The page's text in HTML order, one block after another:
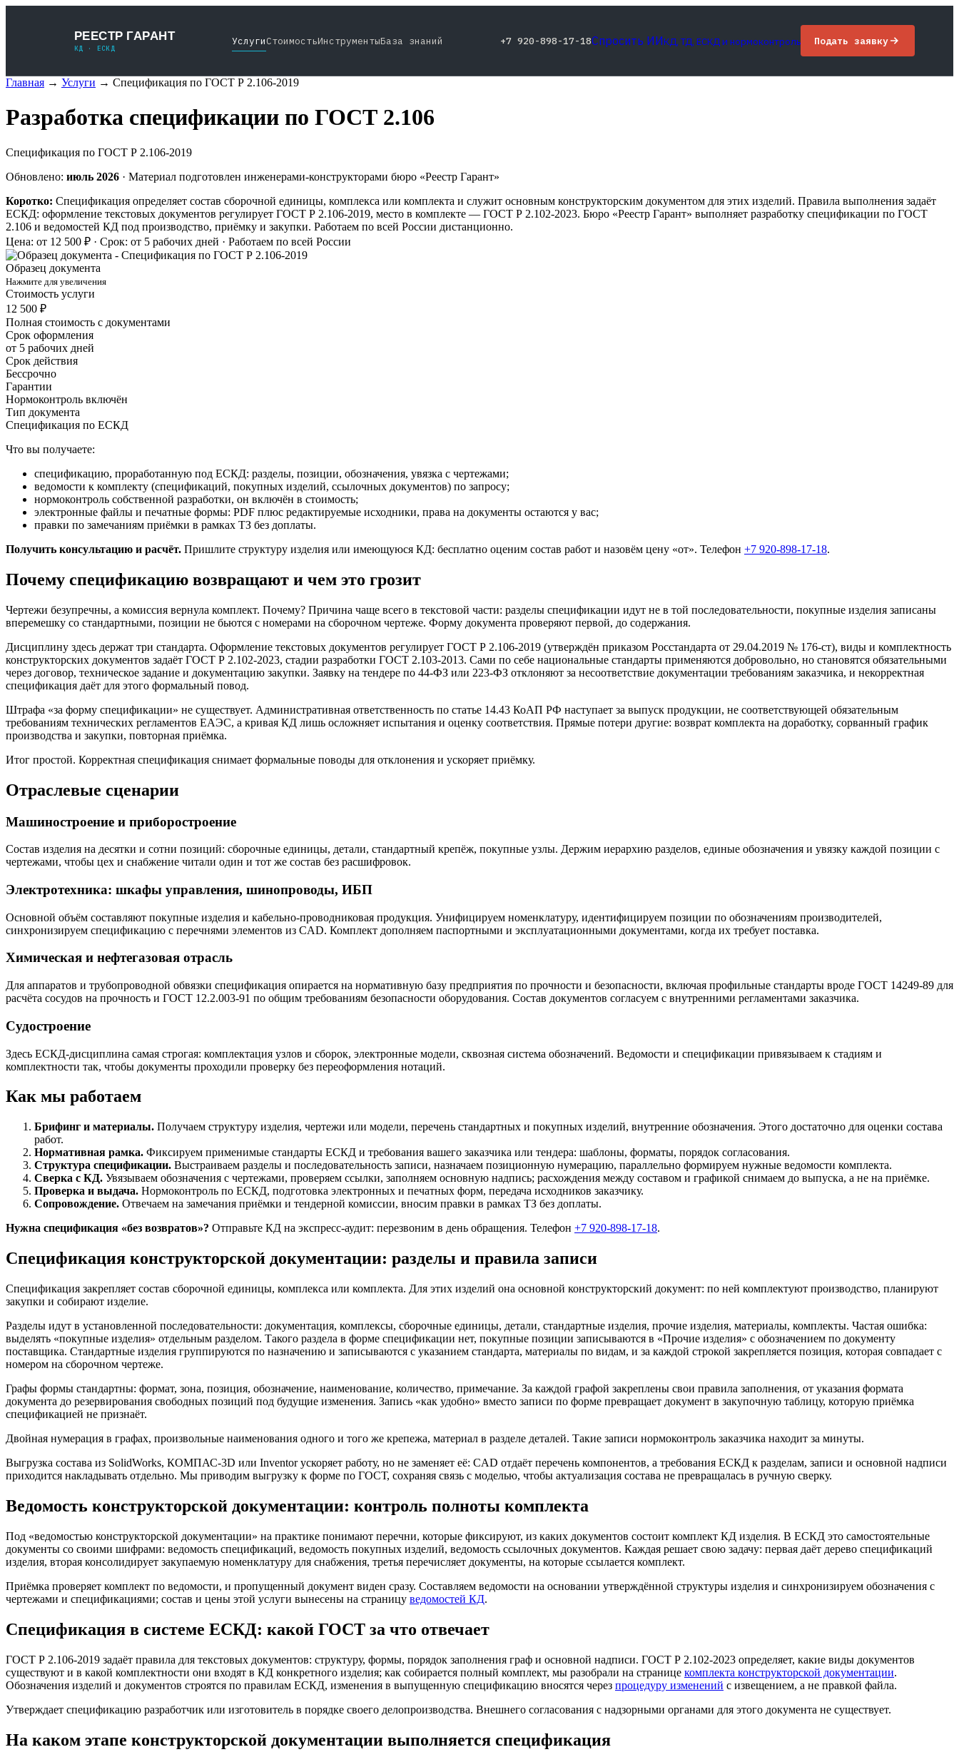
РЕЕСТР ГАРАНТ
КД · ЕСКД
УслугиСтоимостьИнструментыБаза знаний +7 920-898-17-18Спросить ИИКД, ТД, ЕСКД и нормоконтроль Подать заявку
Главная → Услуги → Спецификация по ГОСТ Р 2.106-2019
Разработка спецификации по ГОСТ 2.106
Спецификация по ГОСТ Р 2.106-2019
Обновлено: июль 2026 · Материал подготовлен инженерами-конструкторами бюро «Реестр Гарант»
Коротко: Спецификация определяет состав сборочной единицы, комплекса или комплекта и служит основным конструкторским документом для этих изделий. Правила выполнения задаёт
ЕСКД: оформление текстовых документов регулирует ГОСТ Р 2.106-2019, место в комплекте — ГОСТ Р 2.102-2023. Бюро «Реестр Гарант» выполняет разработку спецификации по ГОСТ
2.106 и ведомостей КД под производство, приёмку и закупки. Работаем по всей России дистанционно.
Цена: от 12 500 ₽ · Срок: от 5 рабочих дней · Работаем по всей России
Образец документа
Нажмите для увеличения
Стоимость услуги
12 500 ₽
Полная стоимость с документами
Срок оформления
от 5 рабочих дней
Срок действия
Бессрочно
Гарантии
Нормоконтроль включён
Тип документа
Спецификация по ЕСКД
Что вы получаете:
спецификацию, проработанную под ЕСКД: разделы, позиции, обозначения, увязка с чертежами;
ведомости к комплекту (спецификаций, покупных изделий, ссылочных документов) по запросу;
нормоконтроль собственной разработки, он включён в стоимость;
электронные файлы и печатные формы: PDF плюс редактируемые исходники, права на документы остаются у вас;
правки по замечаниям приёмки в рамках ТЗ без доплаты.
Получить консультацию и расчёт. Пришлите структуру изделия или имеющуюся КД: бесплатно оценим состав работ и назовём цену «от». Телефон +7 920-898-17-18.
Почему спецификацию возвращают и чем это грозит
Чертежи безупречны, а комиссия вернула комплект. Почему? Причина чаще всего в текстовой части: разделы спецификации идут не в той последовательности, покупные изделия записаны
вперемешку со стандартными, позиции не бьются с номерами на сборочном чертеже. Форму документа проверяют первой, до содержания.
Дисциплину здесь держат три стандарта. Оформление текстовых документов регулирует ГОСТ Р 2.106-2019 (утверждён приказом Росстандарта от 29.04.2019 № 176-ст), виды и комплектность
конструкторских документов задаёт ГОСТ Р 2.102-2023, стадии разработки ГОСТ 2.103-2013. Сами по себе национальные стандарты применяются добровольно, но становятся обязательными
через договор, техническое задание и документацию закупки. Заявку на тендере по 44-ФЗ или 223-ФЗ отклоняют за несоответствие документации требованиям заказчика, и некорректная
спецификация даёт для этого формальный повод.
Штрафа «за форму спецификации» не существует. Административная ответственность по статье 14.43 КоАП РФ наступает за выпуск продукции, не соответствующей обязательным
требованиям технических регламентов ЕАЭС, а кривая КД лишь осложняет испытания и оценку соответствия. Прямые потери другие: возврат комплекта на доработку, сорванный график
производства и закупки, повторная приёмка.
Итог простой. Корректная спецификация снимает формальные поводы для отклонения и ускоряет приёмку.
Отраслевые сценарии
Машиностроение и приборостроение
Состав изделия на десятки и сотни позиций: сборочные единицы, детали, стандартный крепёж, покупные узлы. Держим иерархию разделов, единые обозначения и увязку каждой позиции с
чертежами, чтобы цех и снабжение читали один и тот же состав без расшифровок.
Электротехника: шкафы управления, шинопроводы, ИБП
Основной объём составляют покупные изделия и кабельно-проводниковая продукция. Унифицируем номенклатуру, идентифицируем позиции по обозначениям производителей,
синхронизируем спецификацию с перечнями элементов из CAD. Комплект дополняем паспортными и эксплуатационными документами, когда их требует поставка.
Химическая и нефтегазовая отрасль
Для аппаратов и трубопроводной обвязки спецификация опирается на нормативную базу предприятия по прочности и безопасности, включая профильные стандарты вроде ГОСТ 14249-89 для
расчёта сосудов на прочность и ГОСТ 12.2.003-91 по общим требованиям безопасности оборудования. Состав документов согласуем с внутренними регламентами заказчика.
Судостроение
Здесь ЕСКД-дисциплина самая строгая: комплектация узлов и сборок, электронные модели, сквозная система обозначений. Ведомости и спецификации привязываем к стадиям и
комплектности так, чтобы документы проходили проверку без переоформления нотаций.
Как мы работаем
Брифинг и материалы. Получаем структуру изделия, чертежи или модели, перечень стандартных и покупных изделий, внутренние обозначения. Этого достаточно для оценки состава
работ.
Нормативная рамка. Фиксируем применимые стандарты ЕСКД и требования вашего заказчика или тендера: шаблоны, форматы, порядок согласования.
Структура спецификации. Выстраиваем разделы и последовательность записи, назначаем позиционную нумерацию, параллельно формируем нужные ведомости комплекта.
Сверка с КД. Увязываем обозначения с чертежами, проверяем ссылки, заполняем основную надпись; расхождения между составом и графикой снимаем до выпуска, а не на приёмке.
Проверка и выдача. Нормоконтроль по ЕСКД, подготовка электронных и печатных форм, передача исходников заказчику.
Сопровождение. Отвечаем на замечания приёмки и тендерной комиссии, вносим правки в рамках ТЗ без доплаты.
Нужна спецификация «без возвратов»? Отправьте КД на экспресс-аудит: перезвоним в день обращения. Телефон +7 920-898-17-18.
Спецификация конструкторской документации: разделы и правила записи
Спецификация закрепляет состав сборочной единицы, комплекса или комплекта. Для этих изделий она основной конструкторский документ: по ней комплектуют производство, планируют
закупки и собирают изделие.
Разделы идут в установленной последовательности: документация, комплексы, сборочные единицы, детали, стандартные изделия, прочие изделия, материалы, комплекты. Частая ошибка:
выделять «покупные изделия» отдельным разделом. Такого раздела в форме спецификации нет, покупные позиции записываются в «Прочие изделия» с обозначением по документу
поставщика. Стандартные изделия группируются по назначению и записываются с указанием стандарта, материалы по видам, и за каждой строкой закрепляется позиция, которая совпадает с
номером на сборочном чертеже.
Графы формы стандартны: формат, зона, позиция, обозначение, наименование, количество, примечание. За каждой графой закреплены свои правила заполнения, от указания формата
документа до резервирования свободных позиций под будущие изменения. Запись «как удобно» вместо записи по форме превращает документ в закупочную таблицу, которую приёмка
спецификацией не признаёт.
Двойная нумерация в графах, произвольные наименования одного и того же крепежа, материал в разделе деталей. Такие записи нормоконтроль заказчика находит за минуты.
Выгрузка состава из SolidWorks, КОМПАС-3D или Inventor ускоряет работу, но не заменяет её: CAD отдаёт перечень компонентов, а требования ЕСКД к разделам, записи и основной надписи
приходится накладывать отдельно. Мы приводим выгрузку к форме по ГОСТ, сохраняя связь с моделью, чтобы актуализация состава не превращалась в ручную сверку.
Ведомость конструкторской документации: контроль полноты комплекта
Под «ведомостью конструкторской документации» на практике понимают перечни, которые фиксируют, из каких документов состоит комплект КД изделия. В ЕСКД это самостоятельные
документы со своими шифрами: ведомость спецификаций, ведомость покупных изделий, ведомость ссылочных документов. Каждая решает свою задачу: первая даёт дерево спецификаций
изделия, вторая консолидирует закупаемую номенклатуру для снабжения, третья перечисляет документы, на которые ссылается комплект.
Приёмка проверяет комплект по ведомости, и пропущенный документ виден сразу. Составляем ведомости на основании утверждённой структуры изделия и синхронизируем обозначения с
чертежами и спецификациями; состав и цены этой услуги вынесены на страницу ведомостей КД.
Спецификация в системе ЕСКД: какой ГОСТ за что отвечает
ГОСТ Р 2.106-2019 задаёт правила для текстовых документов: структуру, формы, порядок заполнения граф и основной надписи. ГОСТ Р 2.102-2023 определяет, какие виды документов
существуют и в какой комплектности они входят в КД конкретного изделия; как собирается полный комплект, мы разобрали на странице комплекта конструкторской документации.
Обозначения изделий и документов строятся по правилам ЕСКД, изменения в выпущенную спецификацию вносятся через процедуру изменений с извещением, а не правкой файла.
Утверждает спецификацию разработчик или изготовитель в порядке своего делопроизводства. Внешнего согласования с надзорными органами для этого документа не существует.
На каком этапе конструкторской документации выполняется спецификация